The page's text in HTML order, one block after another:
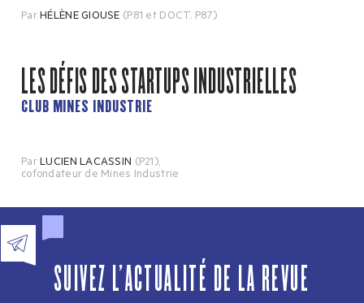
ParHÉLÈNE GIOUSE (P81 et DOCT. P87)
LES DÉFIS DES STARTUPS INDUSTRIELLES
CLUB MINES INDUSTRIE
ParLUCIEN LACASSIN (P21),
cofondateur de Mines Industrie
SUIVEZ L'ACTUALITÉ DE LA REVUE